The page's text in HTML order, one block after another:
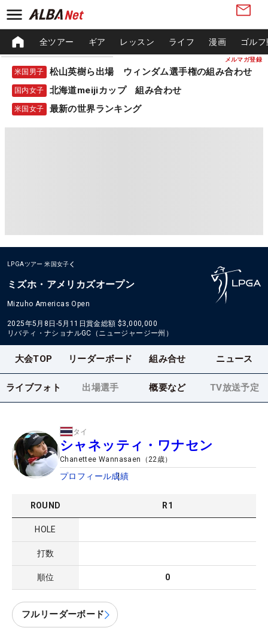
メルマガ登録
全ツアー ギア レッスン ライフ 漫画 ゴル
米国男子 松山英樹ら出場 ウィンダム選手権の組み合わせ
国内女子 北海道meijiカップ 組み合わせ
米国女子 最新の世界ランキング
LPGAツアー 米国女子
ミズホ・アメリカズオープン
Mizuho Americas Open
2025年5月8日-5月11日賞金総額 $3,000,000
リバティ・ナショナルGC（ニュージャージー州）
大会TOP リーダーボード 組み合せ ニュース
ライブフォト 出場選手 概要など TV放送予定
タイ
シャネッティ・ワナセン
Chanettee Wannasaen （22歳）
プロフィール成績
ROUND R1
HOLE
打数
順位 0
フルリーダーボード